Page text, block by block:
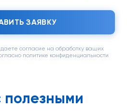
ЗАЯВКУ
согласие на обработку ваших
политике конфиденциальности